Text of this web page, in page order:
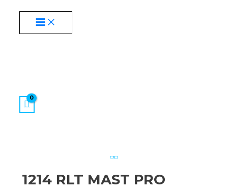
содержимому
1214 RLT MAST PRO
товара
MAST